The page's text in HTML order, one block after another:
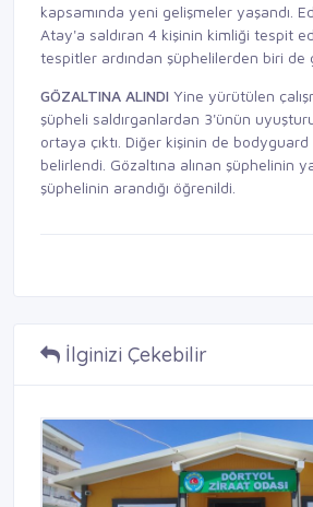
kapsamında yeni gelişmeler yaşandı.
Atay'a saldıran 4 kişinin kimliği tespit
tespitler ardından şüphelilerden biri de
GÖZALTINA ALINDI Yine yürütülen
şüpheli saldırganlardan 3'ünün
ortaya çıktı. Diğer kişinin de bodyguard
belirlendi. Gözaltına alınan şüphelinin
şüphelinin arandığı öğrenildi.
İlginizi Çekebilir